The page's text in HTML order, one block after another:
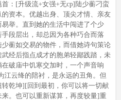
：[升级流+女强+无cp]陆少蘅刁蛮
资本。优越出身、顶尖才情、亲友
举。直到她的生活中闯进了个少
段层出，却总因为各种巧合而落
蘅如交易的物件，而借她诗句策论
经后指点成才的胞弟轻鄙践踏，未
破庙中饥寒交加时，一个声音响
江云绛的陪衬，是永远的丑角。但
乾坤][回到最初，你可以将一切献
。也可以重新谋算，再度较量]重